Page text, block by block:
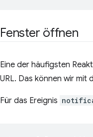
Fenster öffnen
Eine der häufigsten
URL. Das können wir mit
Für das Ereignis